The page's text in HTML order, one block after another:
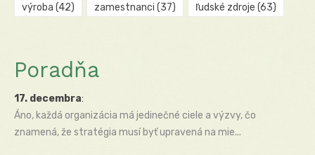
výroba (42) zamestnanci (37) ľudské zdroje (63)
Poradňa
17. decembra:
Áno, každá organizácia má jedinečné ciele a výzvy, čo
znamená, že stratégia musí byť upravená na mie...